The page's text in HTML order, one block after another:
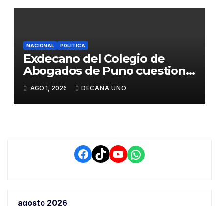
NACIONAL POLÍTICA
Exdecano del Colegio de
Abogados de Puno cuestiona
propuestas sobre seguridad
ciudadana
AGO 1, 2026 DECANA UNO
Facebook
TikTokYouTube
WhatsApp
agosto 2026